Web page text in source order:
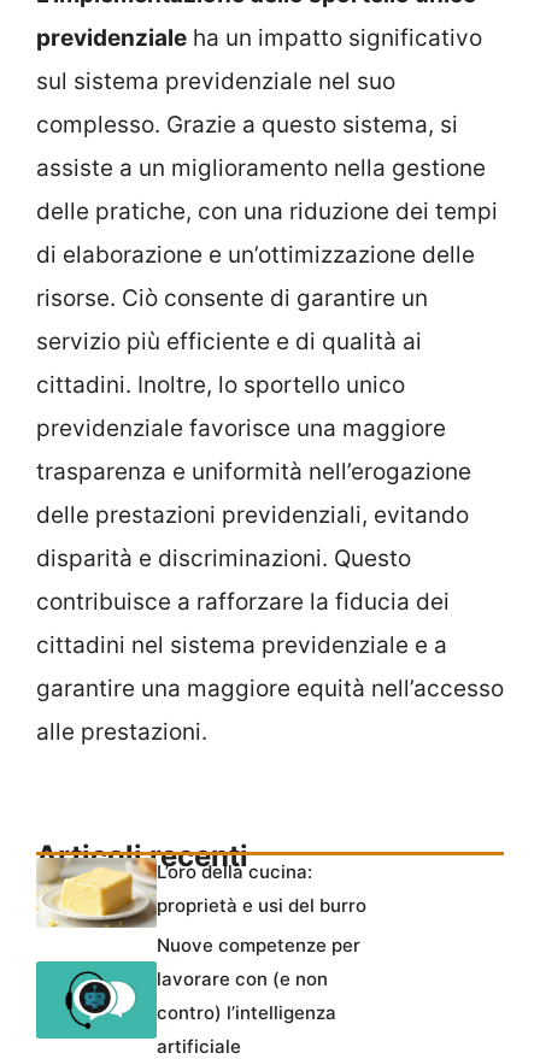
previdenziale ha un impatto significativo
sul sistema previdenziale nel suo
complesso. Grazie a questo sistema, si
assiste a un miglioramento nella gestione
delle pratiche, con una riduzione dei tempi
di elaborazione e un’ottimizzazione delle
risorse. Ciò consente di garantire un
servizio più efficiente e di qualità ai
cittadini. Inoltre, lo sportello unico
previdenziale favorisce una maggiore
trasparenza e uniformità nell’erogazione
delle prestazioni previdenziali, evitando
disparità e discriminazioni. Questo
contribuisce a rafforzare la fiducia dei
cittadini nel sistema previdenziale e a
garantire una maggiore equità nell’accesso
alle prestazioni.
Articoli recenti
L’oro della cucina:
proprietà e usi del burro
Nuove competenze per
lavorare con (e non
contro) l’intelligenza
artificiale